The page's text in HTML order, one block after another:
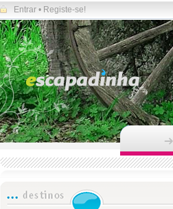
Entrar • Registe-se!